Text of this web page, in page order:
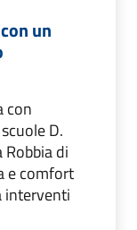
un
con
D.
Robbia di
e comfort
interventi